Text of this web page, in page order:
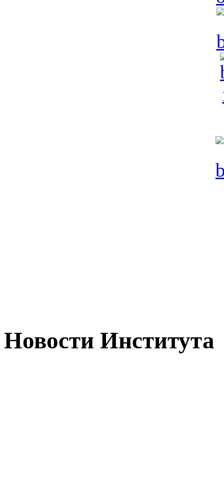
Новости Института